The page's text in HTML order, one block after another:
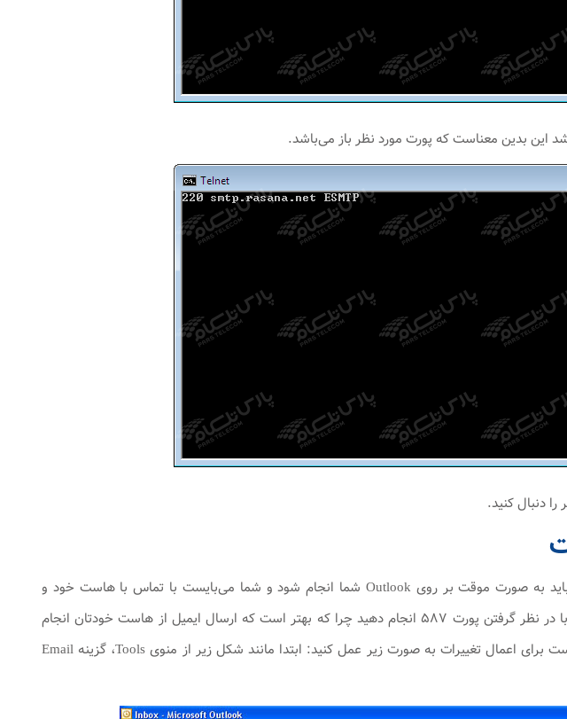
در ابتدا می‌بایست به این نکته توجه فرمایید که این تنظیمات باید به صورت موقت بر روی Outlook شما انجام شود و شما می‌بایست با تماس با‌ هاست خود و
درخواست باز کردن پورت ۵۸۷ توسط ‌هاست تنظیمات آن‌ها را با در نظر گرفتن پورت ۵۸۷ انجام دهید چرا که بهتر است که ارسال ایمیل از ‌هاست خودتان انجام
شود. در صورت عدم توانایی بر باز کردن پورت ۵۸۷ بر روی ‌هاست برای اعمال تغییرات به صورت زیر عمل کنید: ابتدا مانند شکل زیر از منوی Tools، گزینه Email